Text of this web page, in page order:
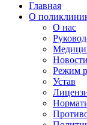
Главная
О
О нас
Новости
Режим
Устав